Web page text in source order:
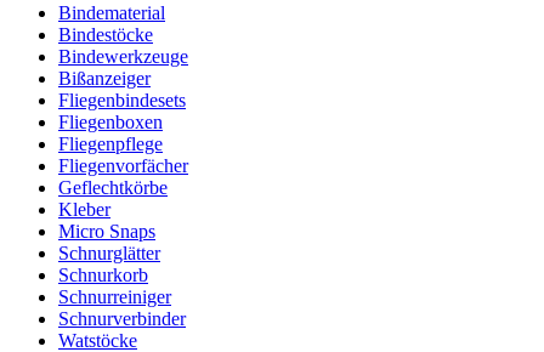
Bindematerial
Bindestöcke
Bindewerkzeuge
Bißanzeiger
Fliegenbindesets
Fliegenboxen
Fliegenpflege
Fliegenvorfächer
Geflechtkörbe
Kleber
Micro Snaps
Schnurglätter
Schnurkorb
Schnurreiniger
Schnurverbinder
Watstöcke